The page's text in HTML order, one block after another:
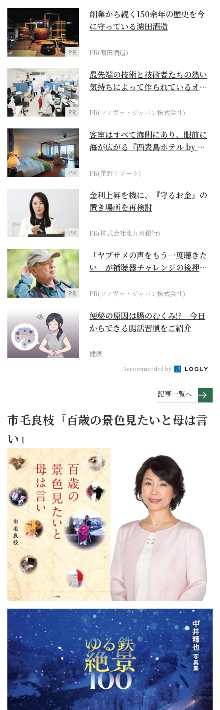
PR
創業から続く150余年の歴史を今
に守っている濵田酒造
PR(濵田酒造)
PR
最先端の技術と技術者たちの熱い
気持ちによって作られているオー
PR(ソノヴァ・ジャパン株式会社)
PR
客室はすべて海側にあり、眼前に
海が広がる『西表島ホテル by 星
PR(星野リゾート)
PR
金利上昇を機に、『守るお金』の
置き場所を再検討
PR(株式会社北九州銀行)
PR
「ヤブサメの声をもう一度聴きた
い」が補聴器チャレンジの後押し
PR(ソノヴァ・ジャパン株式会社)
便秘の原因は腸のむくみ!? 今日
からできる腸活習慣をご紹介
健康
Recommended by
記事一覧へ
市毛良枝『百歳の景色見たいと母は言
い』